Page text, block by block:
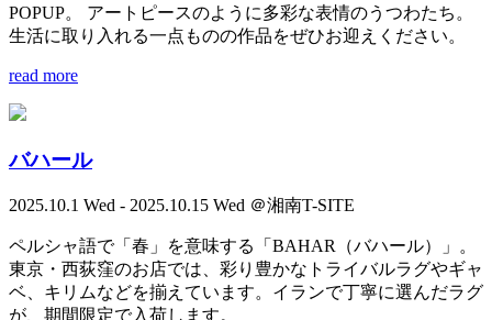
POPUP。 アートピースのように多彩な表情のうつわたち。
生活に取り入れる一点ものの作品をぜひお迎えください。
read more
バハール
2025.10.1 Wed - 2025.10.15 Wed ＠湘南T-SITE
ペルシャ語で「春」を意味する「BAHAR（バハール）」。
東京・西荻窪のお店では、彩り豊かなトライバルラグやギャ
ベ、キリムなどを揃えています。イランで丁寧に選んだラグ
が、期間限定で入荷します。